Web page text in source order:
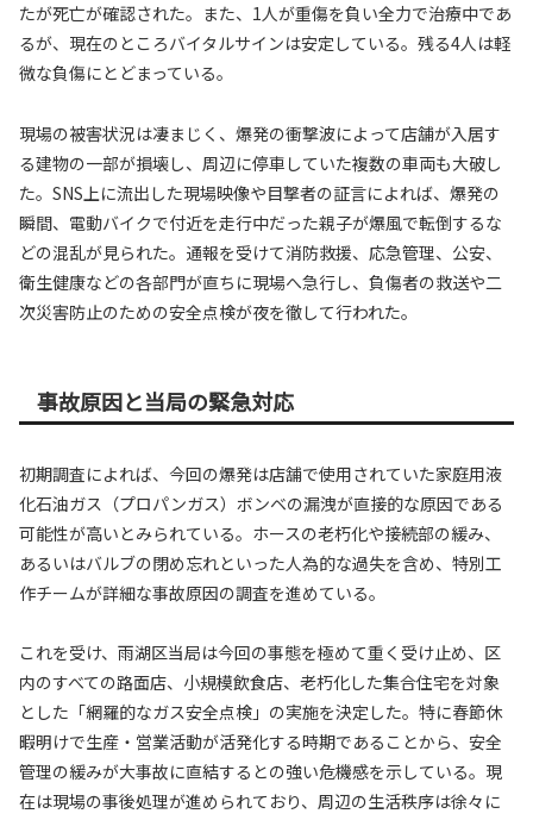
たが死亡が確認された。また、1人が重傷を負い全力で治療中であ
るが、現在のところバイタルサインは安定している。残る4人は軽
微な負傷にとどまっている。
現場の被害状況は凄まじく、爆発の衝撃波によって店舗が入居す
る建物の一部が損壊し、周辺に停車していた複数の車両も大破し
た。SNS上に流出した現場映像や目撃者の証言によれば、爆発の
瞬間、電動バイクで付近を走行中だった親子が爆風で転倒するな
どの混乱が見られた。通報を受けて消防救援、応急管理、公安、
衛生健康などの各部門が直ちに現場へ急行し、負傷者の救送や二
次災害防止のための安全点検が夜を徹して行われた。
事故原因と当局の緊急対応
初期調査によれば、今回の爆発は店舗で使用されていた家庭用液
化石油ガス（プロパンガス）ボンベの漏洩が直接的な原因である
可能性が高いとみられている。ホースの老朽化や接続部の緩み、
あるいはバルブの閉め忘れといった人為的な過失を含め、特別工
作チームが詳細な事故原因の調査を進めている。
これを受け、雨湖区当局は今回の事態を極めて重く受け止め、区
内のすべての路面店、小規模飲食店、老朽化した集合住宅を対象
とした「網羅的なガス安全点検」の実施を決定した。特に春節休
暇明けで生産・営業活動が活発化する時期であることから、安全
管理の緩みが大事故に直結するとの強い危機感を示している。現
在は現場の事後処理が進められており、周辺の生活秩序は徐々に